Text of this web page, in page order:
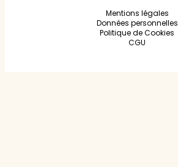
Mentions légales
Données personnelles
Politique de Cookies
CGU